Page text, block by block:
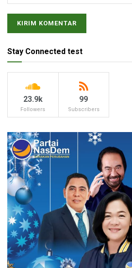
Stay Connected test
23.9k
Followers
99
Subscribers